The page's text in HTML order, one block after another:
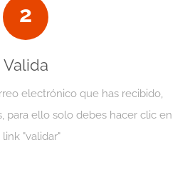
2
Valida
electrónico que has recibido,
para ello solo debes hacer clic en
"validar"